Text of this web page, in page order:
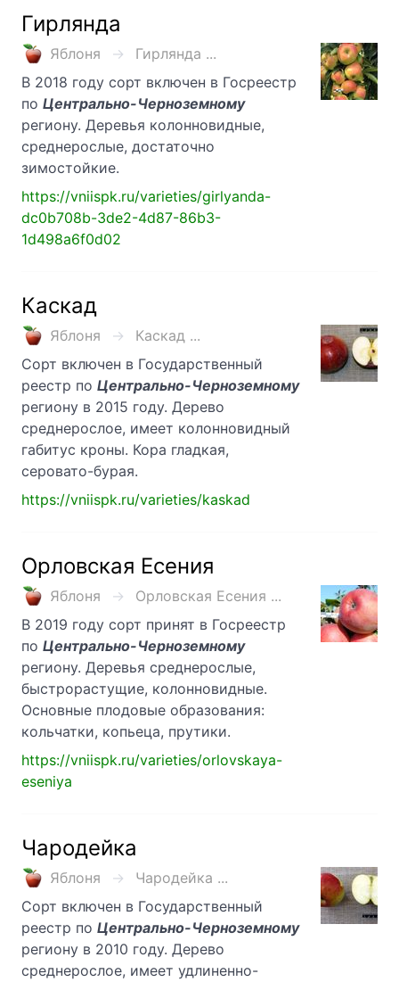
Гирлянда
Яблоня
Гирлянда ...
В 2018 году сорт включен в Госреестр
по Центрально-Черноземному
региону. Деревья колонновидные,
среднерослые, достаточно
зимостойкие.
https://vniispk.ru/varieties/girlyanda-
dc0b708b-3de2-4d87-86b3-
1d498a6f0d02
Каскад
Яблоня
Каскад ...
Сорт включен в Государственный
реестр по Центрально-Черноземному
региону в 2015 году. Дерево
среднерослое, имеет колонновидный
габитус кроны. Кора гладкая,
серовато-бурая.
https://vniispk.ru/varieties/kaskad
Орловская Есения
Яблоня
Орловская Есения ...
В 2019 году сорт принят в Госреестр
по Центрально-Черноземному
региону. Деревья среднерослые,
быстрорастущие, колонновидные.
Основные плодовые образования:
кольчатки, копьеца, прутики.
https://vniispk.ru/varieties/orlovskaya-
eseniya
Чародейка
Яблоня
Чародейка ...
Сорт включен в Государственный
реестр по Центрально-Черноземному
региону в 2010 году. Дерево
среднерослое, имеет удлиненно-